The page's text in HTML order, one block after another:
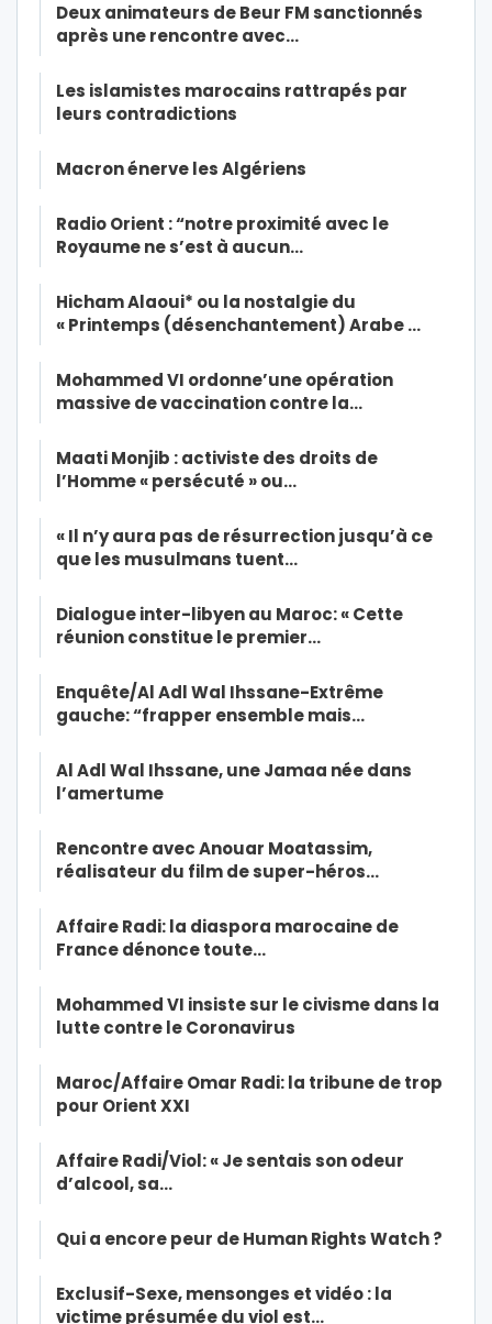
Deux animateurs de Beur FM sanctionnés
après une rencontre avec…
Les islamistes marocains rattrapés par
leurs contradictions
Macron énerve les Algériens
Radio Orient : “notre proximité avec le
Royaume ne s’est à aucun…
Hicham Alaoui* ou la nostalgie du
« Printemps (désenchantement) Arabe …
Mohammed VI ordonne’une opération
massive de vaccination contre la…
Maati Monjib : activiste des droits de
l’Homme « persécuté » ou…
« Il n’y aura pas de résurrection jusqu’à ce
que les musulmans tuent…
Dialogue inter-libyen au Maroc: « Cette
réunion constitue le premier…
Enquête/Al Adl Wal Ihssane-Extrême
gauche: “frapper ensemble mais…
Al Adl Wal Ihssane, une Jamaa née dans
l’amertume
Rencontre avec Anouar Moatassim,
réalisateur du film de super-héros…
Affaire Radi: la diaspora marocaine de
France dénonce toute…
Mohammed VI insiste sur le civisme dans la
lutte contre le Coronavirus
Maroc/Affaire Omar Radi: la tribune de trop
pour Orient XXI
Affaire Radi/Viol: « Je sentais son odeur
d’alcool, sa…
Qui a encore peur de Human Rights Watch ?
Exclusif-Sexe, mensonges et vidéo : la
victime présumée du viol est…